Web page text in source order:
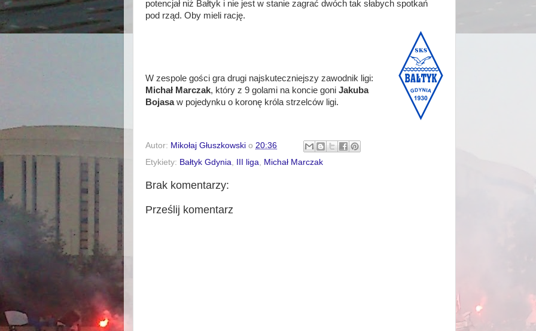
potencjał niż Bałtyk i nie jest w stanie zagrać dwóch tak słabych spotkań
pod rząd. Oby mieli rację.
W zespole gości gra drugi najskuteczniejszy zawodnik ligi:
Michał Marczak, który z 9 golami na koncie goni Jakuba
Bojasaw pojedynku o koronę króla strzelców ligi.
Autor: Mikołaj Głuszkowski o 20:36
Etykiety: Bałtyk Gdynia III liga Michał Marczak
Brak komentarzy:
Prześlij komentarz